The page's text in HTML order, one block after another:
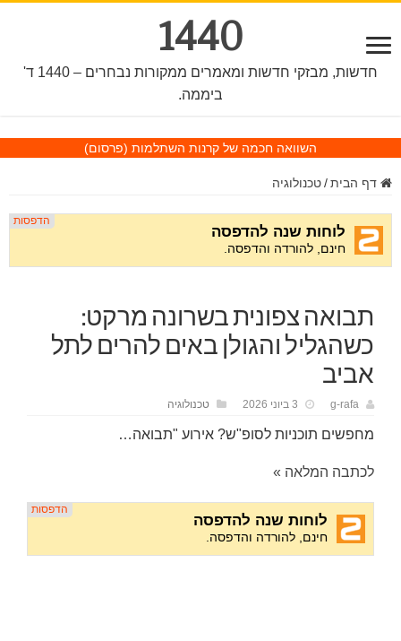
1440
חדשות, מבזקי חדשות ומאמרים ממקורות נבחרים – 1440 ד'
ביממה.
השוואה חכמה של קרנות השתלמות (פרסום)
דף הבית / טכנולוגיה
תבואה צפונית בשרונה מרקט:
כשהגליל והגולן באים להרים לתל
אביב
g-rafa 3 ביוני 2026 טכנולוגיה
מחפשים תוכניות לסופ"ש? אירוע "תבואה…
לכתבה המלאה »